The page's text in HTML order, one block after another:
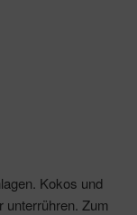
Kokos und
unterrühren. Zum